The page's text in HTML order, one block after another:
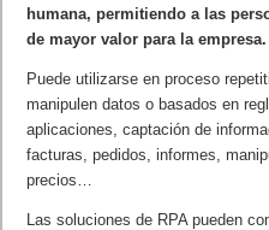
humana, permitiendo a las
de mayor valor para la empresa.
Puede utilizarse en proceso
manipulen datos o basados en
aplicaciones, captación de
facturas, pedidos, informes,
precios…
Las soluciones de RPA pueden